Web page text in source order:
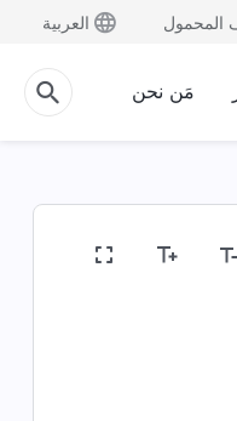
المحمول العربية
مَن نحن